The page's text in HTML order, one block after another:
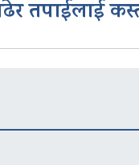
तपाईलाई